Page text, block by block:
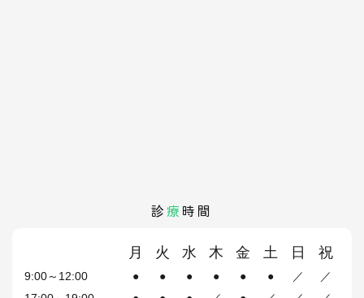
診 療 時間
月 火 水 木 金 土 日 祝
9:00～12:00 ● ● ● ● ● ● ／
／